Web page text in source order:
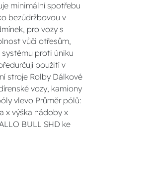
minimální spotřebu
bezúdržbovou v
pro vozy s
vůči otřesům,
proti úniku
použití v
stroje Rolby Dálkové
vozy, kamiony
vlevo Průměr pólů:
x výška nádoby x
BULL SHD ke